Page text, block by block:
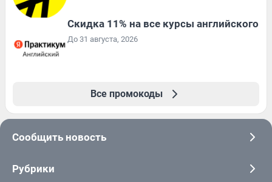
Скидка 11% на все курсы английского
До 31 августа, 2026
Все промокоды
Сообщить новость
Рубрики